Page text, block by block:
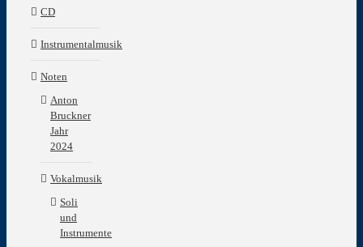
CD
Instrumentalmusik
Noten
Anton
Bruckner
Jahr
2024
Vokalmusik
Soli
und
Instrumente